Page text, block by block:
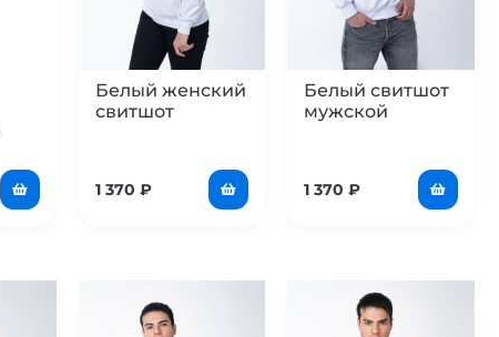
Белый женский
свитшот
1 370 ₽
Белый свитшот
мужской
1 370₽